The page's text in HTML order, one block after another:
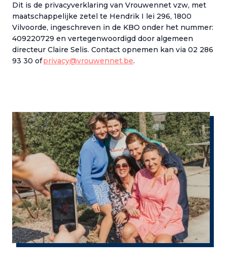
Dit is de privacyverklaring van Vrouwennet vzw, met
maatschappelijke zetel te Hendrik I lei 296, 1800
Vilvoorde, ingeschreven in de KBO onder het nummer:
409220729 en vertegenwoordigd door algemeen
directeur Claire Selis. Contact opnemen kan via 02 286
93 30 ofprivacy@vrouwennet.be.